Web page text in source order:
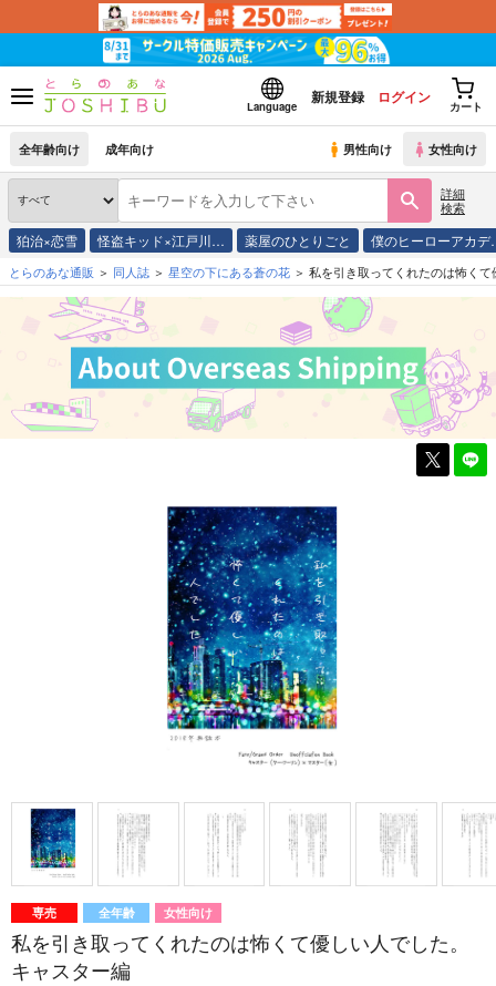
Language
新規登録 ログイン
カート
全年齢向け 成年向け 男性向け 女性向け
詳細
検索
狛治×恋雪 怪盗キッド×江戸川… 薬屋のひとりごと 僕のヒーローアカ
とらのあな通販 同人誌 星空の下にある蒼の花 私を引き取ってくれたのは怖く
専売 全年齢 女性向け
私を引き取ってくれたのは怖くて優しい人でした。
キャスター編